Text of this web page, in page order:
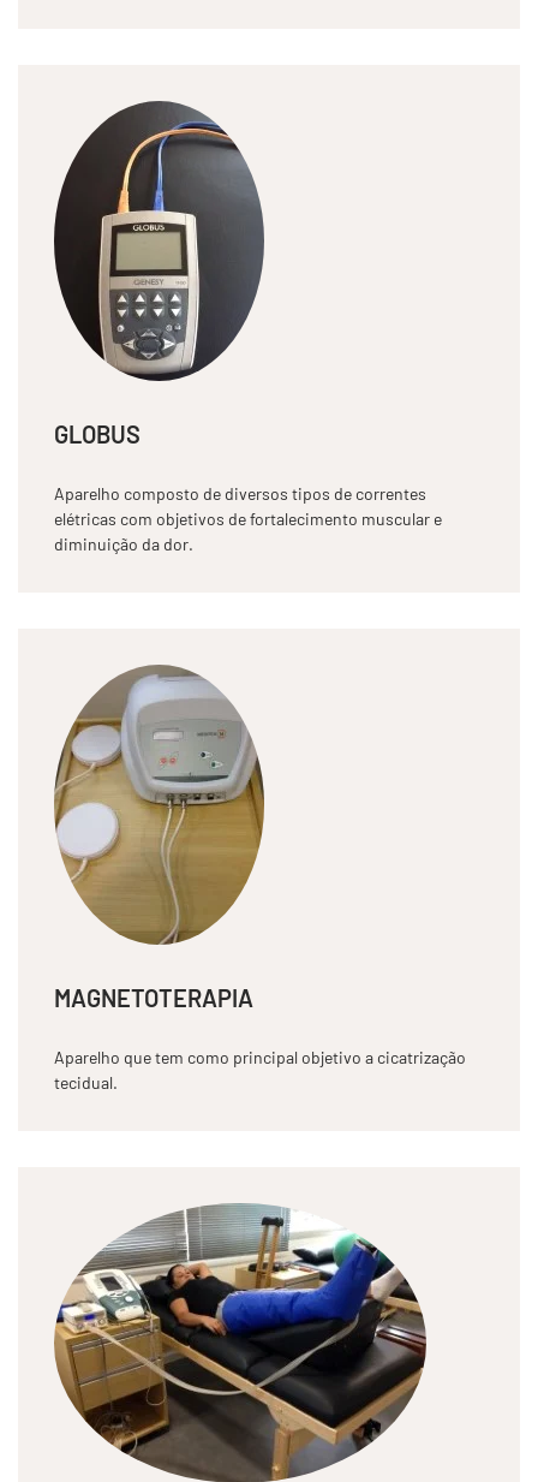
GLOBUS
Aparelho composto de diversos tipos de correntes
elétricas com objetivos de fortalecimento muscular e
diminuição da dor.
MAGNETOTERAPIA
Aparelho que tem como principal objetivo a cicatrização
tecidual.